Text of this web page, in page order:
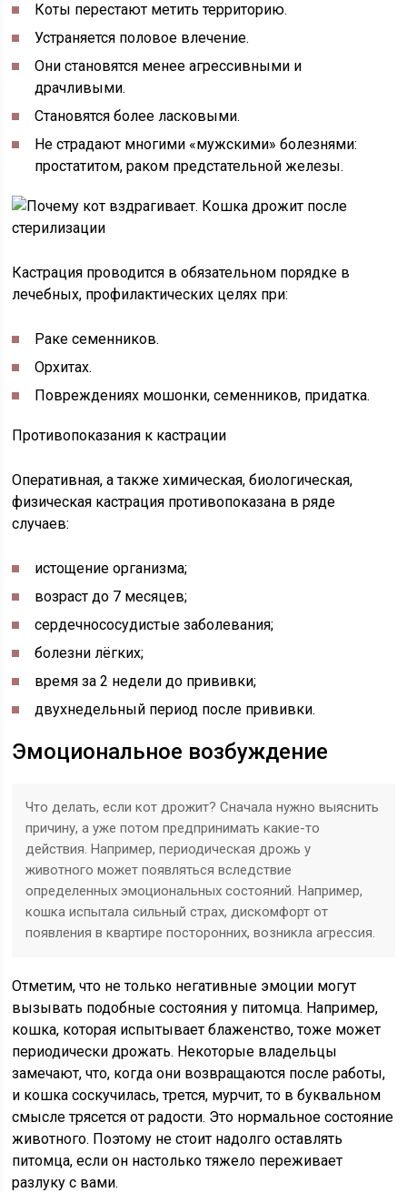
Коты перестают метить территорию.
Устраняется половое влечение.
Они становятся менее агрессивными и
драчливыми.
Становятся более ласковыми.
Не страдают многими «мужскими» болезнями:
простатитом, раком предстательной железы.
Кастрация проводится в обязательном порядке в
лечебных, профилактических целях при:
Раке семенников.
Орхитах.
Повреждениях мошонки, семенников, придатка.
Противопоказания к кастрации
Оперативная, а также химическая, биологическая,
физическая кастрация противопоказана в ряде
случаев:
истощение организма;
возраст до 7 месяцев;
сердечнососудистые заболевания;
болезни лёгких;
время за 2 недели до прививки;
двухнедельный период после прививки.
Эмоциональное возбуждение
Что делать, если кот дрожит? Сначала нужно выяснить
причину, а уже потом предпринимать какие-то
действия. Например, периодическая дрожь у
животного может появляться вследствие
определенных эмоциональных состояний. Например,
кошка испытала сильный страх, дискомфорт от
появления в квартире посторонних, возникла агрессия.
Отметим, что не только негативные эмоции могут
вызывать подобные состояния у питомца. Например,
кошка, которая испытывает блаженство, тоже может
периодически дрожать. Некоторые владельцы
замечают, что, когда они возвращаются после работы,
и кошка соскучилась, трется, мурчит, то в буквальном
смысле трясется от радости. Это нормальное состояние
животного. Поэтому не стоит надолго оставлять
питомца, если он настолько тяжело переживает
разлуку с вами.